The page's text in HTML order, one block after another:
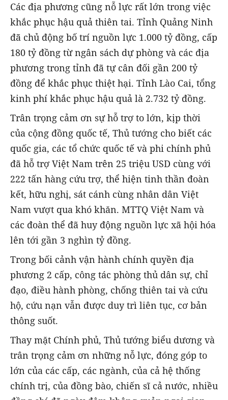
Các địa phương cũng nỗ lực rất lớn trong việc
khắc phục hậu quả thiên tai. Tỉnh Quảng Ninh
đã chủ động bố trí nguồn lực 1.000 tỷ đồng, cấp
180 tỷ đồng từ ngân sách dự phòng và các địa
phương trong tỉnh đã tự cân đối gần 200 tỷ
đồng để khắc phục thiệt hại. Tỉnh Lào Cai, tổng
kinh phí khắc phục hậu quả là 2.732 tỷ đồng.
Trân trọng cảm ơn sự hỗ trợ to lớn, kịp thời
của cộng đồng quốc tế, Thủ tướng cho biết các
quốc gia, các tổ chức quốc tế và phi chính phủ
đã hỗ trợ Việt Nam trên 25 triệu USD cùng với
222 tấn hàng cứu trợ, thể hiện tinh thần đoàn
kết, hữu nghị, sát cánh cùng nhân dân Việt
Nam vượt qua khó khăn. MTTQ Việt Nam và
các đoàn thể đã huy động nguồn lực xã hội hóa
lên tới gần 3 nghìn tỷ đồng.
Trong bối cảnh vận hành chính quyền địa
phương 2 cấp, công tác phòng thủ dân sự, chỉ
đạo, điều hành phòng, chống thiên tai và cứu
hộ, cứu nạn vẫn được duy trì liên tục, cơ bản
thông suốt.
Thay mặt Chính phủ, Thủ tướng biểu dương và
trân trọng cảm ơn những nỗ lực, đóng góp to
lớn của các cấp, các ngành, của cả hệ thống
chính trị, của đồng bào, chiến sĩ cả nước, nhiều